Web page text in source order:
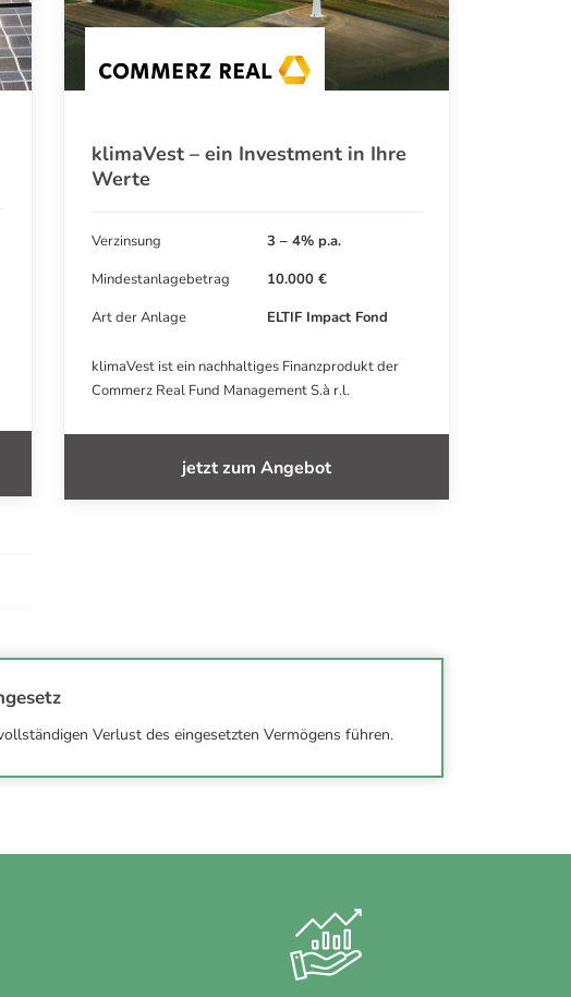
klimaVest – ein Investment in Ihre
Werte
Verzinsung
3 – 4% p.a.
Mindestanlagebetrag
10.000 €
Art der Anlage
ELTIF Impact Fond
klimaVest ist ein nachhaltiges Finanzprodukt der
Commerz Real Fund Management S.à r.l.
jetzt zum Angebot
Verlust des eingesetzten Vermögens führen.